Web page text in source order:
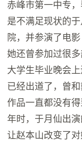
赤峰市第一中专
是不满足现状的
院，并参演了电
她还曾参加过很
大学生毕业晚会
已经出道了，曾
作品一直都没有
年时，于月仙出
让赵本山改变了